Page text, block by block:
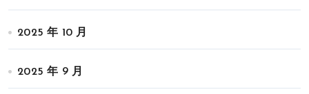
2025 年 10 月
2025 年 9 月